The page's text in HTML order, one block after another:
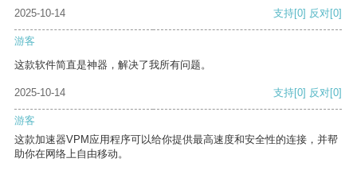
2025-10-14 支持[0] 反对[0]
游客
这款软件简直是神器，解决了我所有问题。
2025-10-14 支持[0] 反对[0]
游客
这款加速器VPM应用程序可以给你提供最高速度和安全性的连接，并帮
助你在网络上自由移动。